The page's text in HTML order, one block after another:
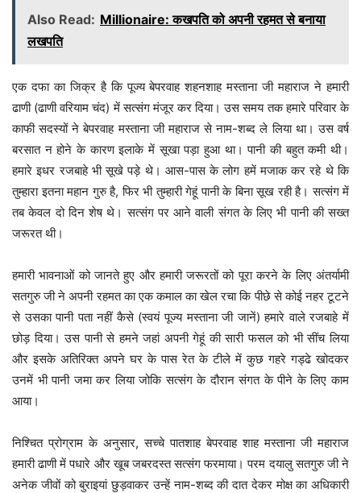
Also Read: Millionaire: कखपति को अपनी रहमत से बनाया
लखपति
एक दफा का जिक्र है कि पूज्य बेपरवाह शहनशाह मस्ताना जी महाराज ने हमारी
ढाणी (ढाणी वरियाम चंद) में सत्संग मंजूर कर दिया। उस समय तक हमारे परिवार के
काफी सदस्यों ने बेपरवाह मस्ताना जी महाराज से नाम-शब्द ले लिया था। उस वर्ष
बरसात न होने के कारण इलाके में सूखा पड़ा हुआ था। पानी की बहुत कमी थी।
हमारे इधर रजबाहे भी सूखे पड़े थे। आस-पास के लोग हमें मजाक कर रहे थे कि
तुम्हारा इतना महान गुरु है, फिर भी तुम्हारी गेहूं पानी के बिना सूख रही है। सत्संग में
तब केवल दो दिन शेष थे। सत्संग पर आने वाली संगत के लिए भी पानी की सख्त
जरूरत थी।
हमारी भावनाओं को जानते हुए और हमारी जरूरतों को पूरा करने के लिए अंतर्यामी
सतगुरु जी ने अपनी रहमत का एक कमाल का खेल रचा कि पीछे से कोई नहर टूटने
से उसका पानी पता नहीं कैसे (स्वयं पूज्य मस्ताना जी जानें) हमारे वाले रजबाहे में
छोड़ दिया। उस पानी से हमने जहां अपनी गेहूं की सारी फसल को भी सींच लिया
और इसके अतिरिक्त अपने घर के पास रेत के टीले में कुछ गहरे गड्ढे खोदकर
उनमें भी पानी जमा कर लिया जोकि सत्संग के दौरान संगत के पीने के लिए काम
आया।
निश्चित प्रोग्राम के अनुसार, सच्चे पातशाह बेपरवाह शाह मस्ताना जी महाराज
हमारी ढाणी में पधारे और खूब जबरदस्त सत्संग फरमाया। परम दयालु सतगुरु जी ने
अनेक जीवों को बुराइयां छुड़वाकर उन्हें नाम-शब्द की दात देकर मोक्ष का अधिकारी